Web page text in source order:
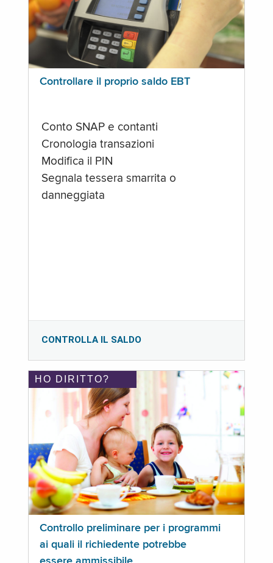
Controllare il proprio saldo EBT
Conto SNAP e contanti
Cronologia transazioni
Modifica il PIN
Segnala tessera smarrita o
danneggiata
CONTROLLA IL SALDO
HO DIRITTO?
Controllo preliminare per i programmi
ai quali il richiedente potrebbe